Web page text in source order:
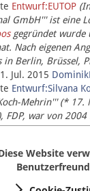
Entwurf:EUTOP
GmbH''' ist eine
gegründet wurde
Nach eigenen
in Berlin, Brüssel,
Jul. 2015
Entwurf:Silvana
Mehrin''' (* 17.
FDP, war von
Parlaments, seit
Website